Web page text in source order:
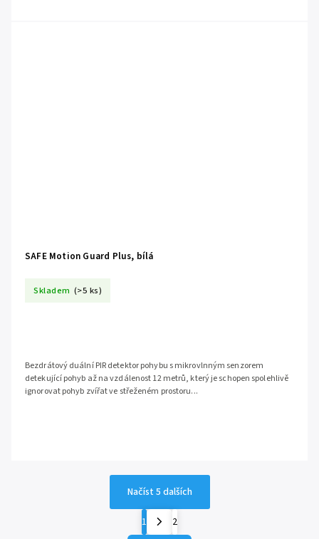
SAFE Motion Guard Plus, bílá
Skladem (>5 ks)
Bezdrátový duální PIR detektor pohybu s mikrovlnným senzorem
detekující pohyb až na vzdálenost 12 metrů, který je schopen spolehlivě
ignorovat pohyb zvířat ve střeženém prostoru...
Načíst 5 dalších
1
2